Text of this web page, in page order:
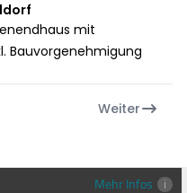
mit
Bauvorgenehmigung
Weiter
Mehr Infos